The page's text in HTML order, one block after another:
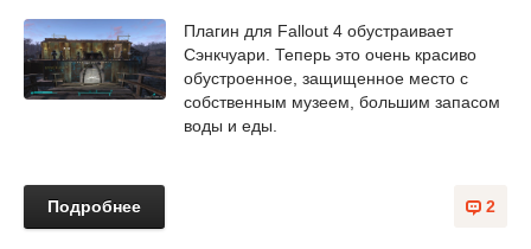
Плагин для Fallout 4 обустраивает
Сэнкчуари. Теперь это очень красиво
обустроенное, защищенное место с
собственным музеем, большим запасом
воды и еды.
2
Подробнее